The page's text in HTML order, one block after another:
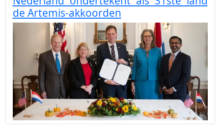
de Artemis-akkoorden